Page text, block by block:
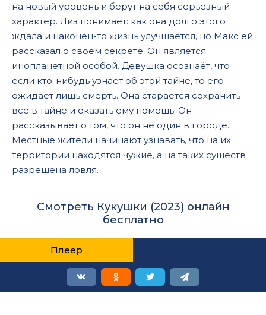
на новый уровень и берут на себя серьезный
характер. Лиз понимает: как она долго этого
ждала и наконец-то жизнь улучшается, но Макс ей
рассказал о своем секрете. Он является
инопланетной особой. Девушка осознаёт, что
если кто-нибудь узнает об этой тайне, то его
ожидает лишь смерть. Она старается сохранить
все в тайне и оказать ему помощь. Он
рассказывает о том, что он не один в городе.
Местные жители начинают узнавать, что на их
территории находятся чужие, а на таких существ
разрешена ловля.
Смотреть Кукушки (2023) онлайн
бесплатно
Плеер